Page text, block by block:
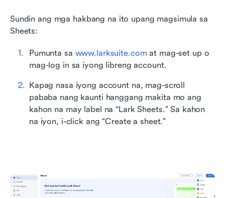
Sundin ang mga hakbang na ito upang magsimula sa
Sheets:
Pumunta sa www.larksuite.com at mag-set up o
mag-log in sa iyong libreng account.
Kapag nasa iyong account na, mag-scroll
pababa nang kaunti hanggang makita mo ang
kahon na may label na “Lark Sheets.” Sa kahon
na iyon, i-click ang “Create a sheet.”